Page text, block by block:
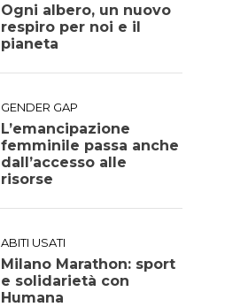
Ogni albero, un nuovo
respiro per noi e il
pianeta
GENDER GAP
L’emancipazione
femminile passa anche
dall’accesso alle
risorse
ABITI USATI
Milano Marathon: sport
e solidarietà con
Humana